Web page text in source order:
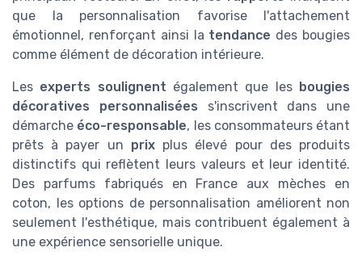
que la personnalisation favorise l'attachement
émotionnel, renforçant ainsi la tendance des bougies
comme élément de décoration intérieure.
Les experts soulignent également que les bougies
décoratives personnalisées s'inscrivent dans une
démarche éco-responsable, les consommateurs étant
prêts à payer un prixplus élevé pour des produits
distinctifs qui reflètent leurs valeurs et leur identité.
Des parfums fabriqués en France aux mèches en
coton, les options de personnalisation améliorent non
seulement l'esthétique, mais contribuent également à
une expérience sensorielle unique.